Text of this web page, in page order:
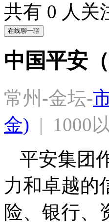
共有 0 人关
在线聊一聊
中国平安
常州-金坛-
金) |  1000
平安集团
力和卓越的
险、银行、